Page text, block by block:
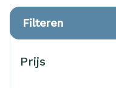
Filteren
Prijs